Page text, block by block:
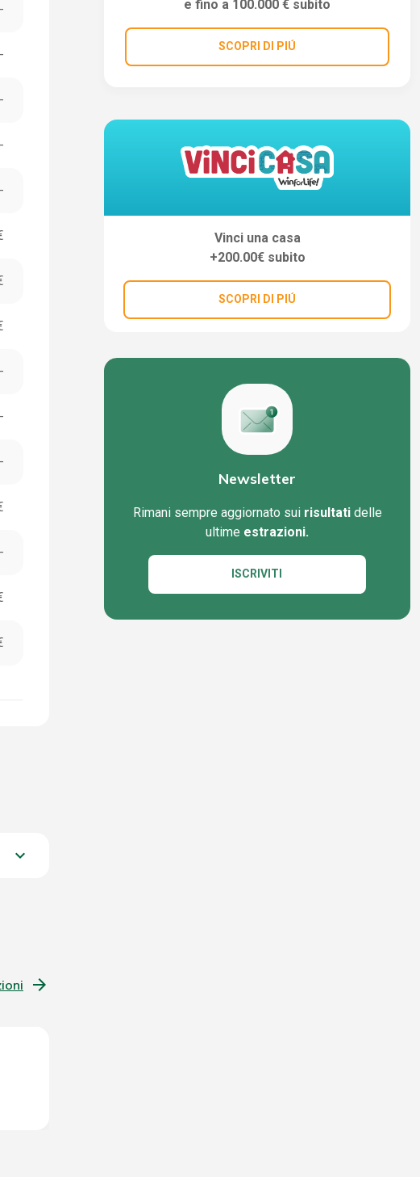
-
-
-
-
-
-
-
-
-
keyboard_arrow_down
e fino a 100.000 € subito
SCOPRI DI PIÚ
Vinci una casa
+200.00€ subito
SCOPRI DI PIÚ
Newsletter
Rimani sempre aggiornato sui risultatidelle
ultime estrazioni.
ISCRIVITI